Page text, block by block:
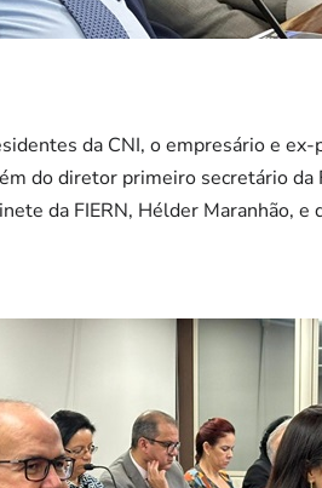
da CNI, o empresário e
do diretor primeiro secretário da
da FIERN, Hélder Maranhão,